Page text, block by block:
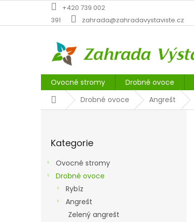
obsah
+420 739 002
391
zahrada@zahradavystaviste.cz
Ovocné stromy Drobné ovoce
DomůDrobné ovoce Angrešt
kategorie
Kategorie
Ovocné stromy
Drobné ovoce
Rybíz
Angrešt
Zelený angrešt